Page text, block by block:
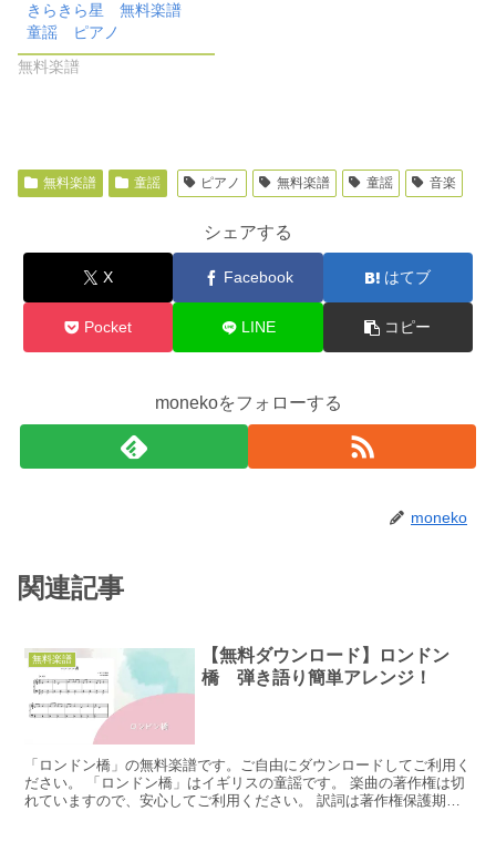
きらきら星 無料楽譜
童謡 ピアノ
無料楽譜
無料楽譜 童謡 ピアノ 無料楽譜 童謡 音楽
シェアする
X Facebook はてブ
Pocket LINE コピー
monekoをフォローする
moneko
関連記事
無料楽譜
【無料ダウンロード】ロンドン
橋 弾き語り簡単アレンジ！
「ロンドン橋」の無料楽譜です。ご自由にダウンロードしてご利用く
ださい。 「ロンドン橋」はイギリスの童謡です。 楽曲の著作権は切
れていますので、安心してご利用ください。 訳詞は著作権保護期間